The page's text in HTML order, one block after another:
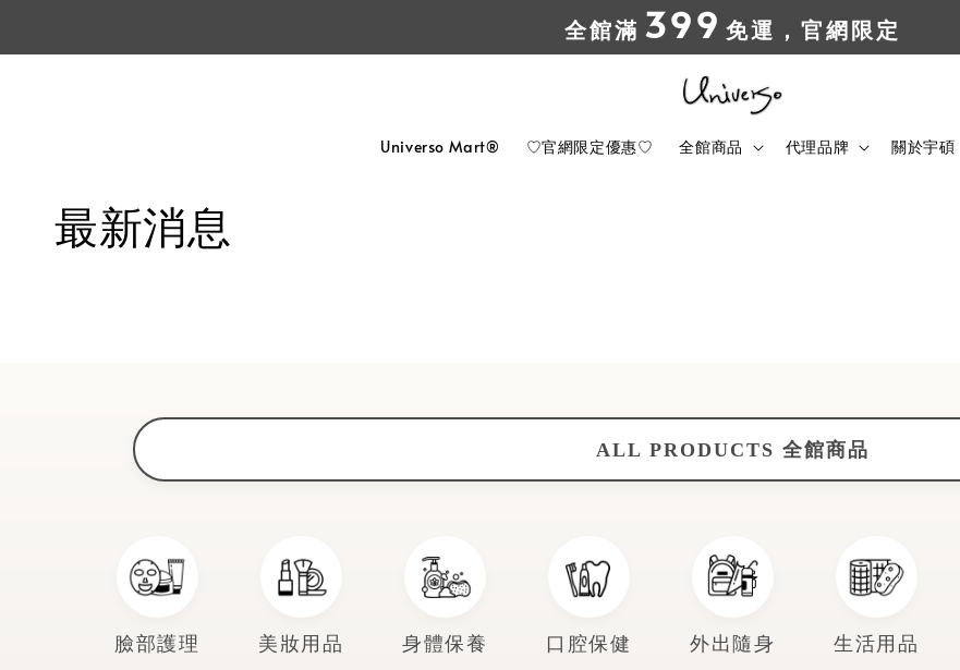
全館滿 399 免運，官網限定
Universo Mart® ♡官網限定優惠♡ 全館商品 代理品牌 關於宇碩
最新消息
ALL PRODUCTS 全館商品
臉部護理 美妝用品 身體保養 口腔保健 外出隨身 生活用品